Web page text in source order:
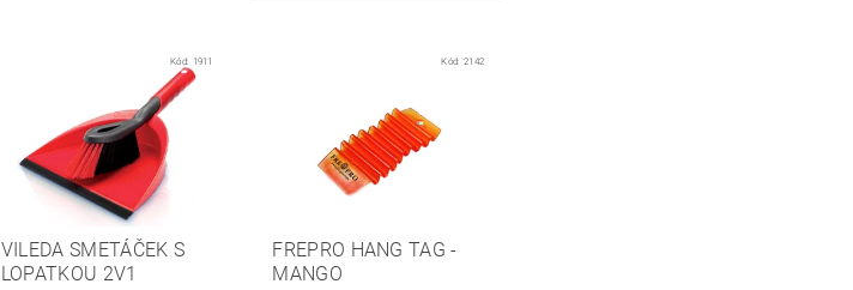
Kód: 1911
VILEDA SMETÁČEK S
LOPATKOU 2V1
Kód: 2142
FREPRO HANG TAG -
MANGO